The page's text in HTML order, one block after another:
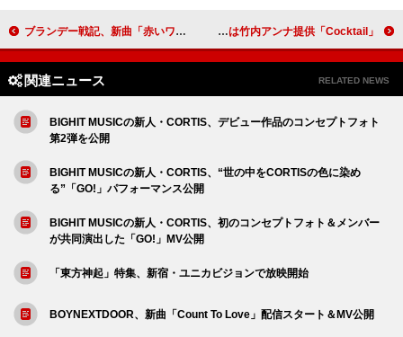
ブランデー戦記、新曲「赤いワインに涙が・・・」MV公開 A.B.C-Zの3か月連続配信リリース、第1弾は竹内アンナ提供「Cocktail」
関連ニュース RELATED NEWS
BIGHIT MUSICの新人・CORTIS、デビュー作品のコンセプトフォト
第2弾を公開
BIGHIT MUSICの新人・CORTIS、“世の中をCORTISの色に染め
る”「GO!」パフォーマンス公開
BIGHIT MUSICの新人・CORTIS、初のコンセプトフォト＆メンバー
が共同演出した「GO!」MV公開
「東方神起」特集、新宿・ユニカビジョンで放映開始
BOYNEXTDOOR、新曲「Count To Love」配信スタート＆MV公開